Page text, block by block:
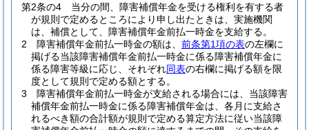
第2条の4
当分の間、障害補償年金を受ける権利を有する者
が規則で定めるところにより申し出たときは、実施機関
は、補償として、障害補償年金前払一時金を支給する。
2
障害補償年金前払一時金の額は、 前条第1項の表の左欄に
掲げる当該障害補償年金前払一時金に係る障害補償年金に
係る障害等級に応じ、それぞれ同表の右欄に掲げる額を限
度として規則で定める額とする。
3
障害補償年金前払一時金が支給される場合には、当該障害
補償年金前払一時金に係る障害補償年金は、各月に支給さ
れるべき額の合計額が規則で定める算定方法に従い当該障